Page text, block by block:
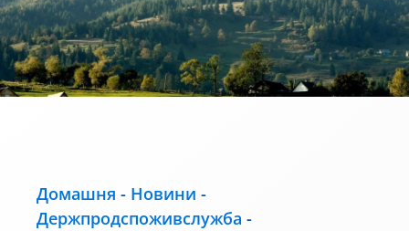
Домашня - Новини -
Держпродспоживслужба -